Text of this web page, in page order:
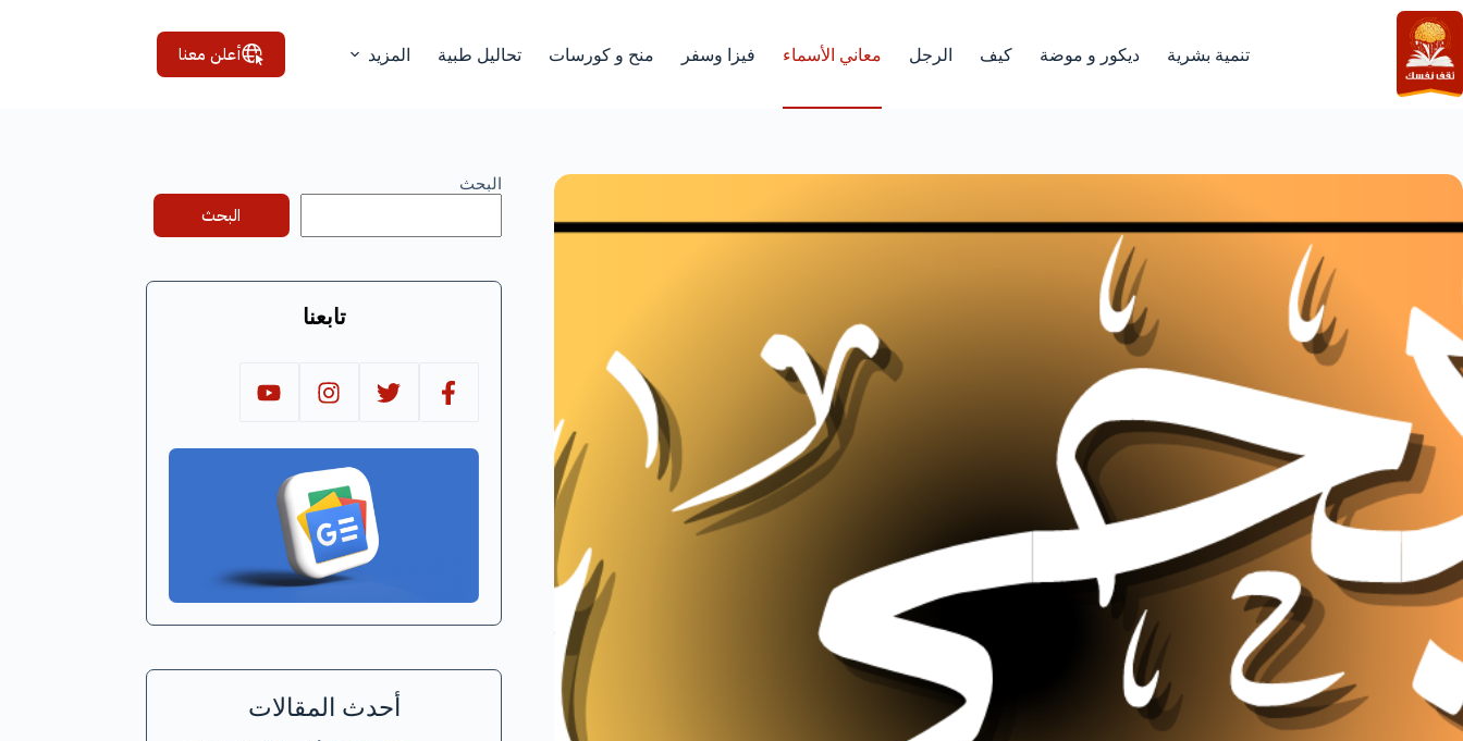
التجاوز
إلى
المحتوى
تنمية بشرية ديكور و موضة كيف الرجل معاني الأسماء فيزا وسفر منح و كورسات تحاليل طبية المزيد أعلن معنا
البحث
البحث
تابعنا
أحدث المقالات